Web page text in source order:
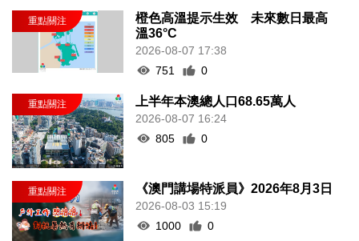
橙色高溫提示生效 未來數日最高
溫36°C
2026-08-07 17:38
751
0
上半年本澳總人口68.65萬人
2026-08-07 16:24
805
0
《澳門講場特派員》2026年8月3日
2026-08-03 15:19
1000
0